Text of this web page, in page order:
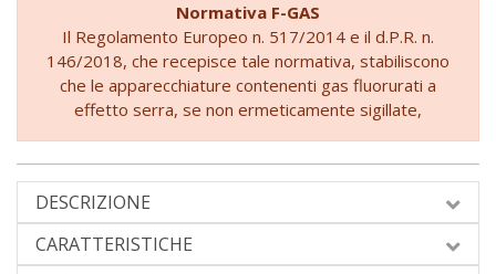
Normativa F-GAS
Il Regolamento Europeo n. 517/2014 e il d.P.R. n.
146/2018, che recepisce tale normativa, stabiliscono
che le apparecchiature contenenti gas fluorurati a
effetto serra, se non ermeticamente sigillate,
dimostra che l'installazione è eseguita da un'azienda
certificata.
Pertanto, prima di completare l'ordine, sarà
necessario fornire l'impegno a rispettare le normative
europee e nazionali vigenti per l'installazione
DESCRIZIONE
CARATTERISTICHE